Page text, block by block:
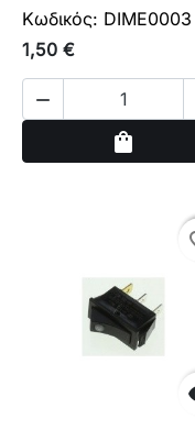
Κωδικός: DIME0003
1,50 €

shopping_bag